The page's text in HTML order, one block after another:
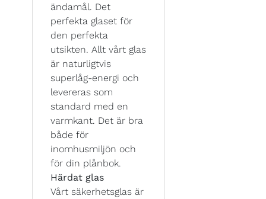
ändamål. Det
perfekta glaset för
den perfekta
utsikten. Allt vårt glas
är naturligtvis
superlåg-energi och
levereras som
standard med en
varmkant. Det är bra
både för
inomhusmiljön och
för din plånbok.
Härdat glas
Vårt säkerhetsglas är